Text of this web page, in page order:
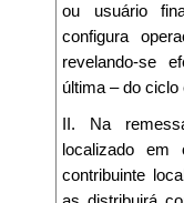
ou usuário
configura
revelando-se
última – do
II. Na
localizado em
contribuinte